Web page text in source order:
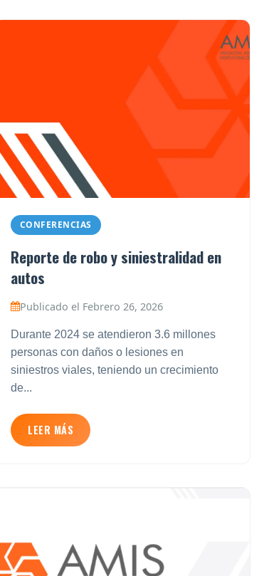
CONFERENCIAS
Reporte de robo y siniestralidad en
autos
Publicado el Febrero 26, 2026
Durante 2024 se atendieron 3.6 millones
personas con daños o lesiones en
siniestros viales, teniendo un crecimiento
de...
LEER MÁS